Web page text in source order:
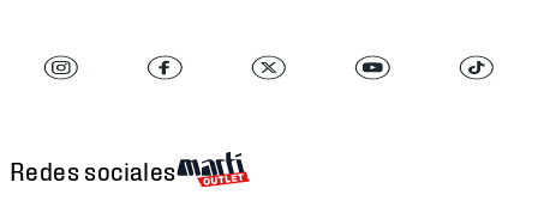
Redes sociales